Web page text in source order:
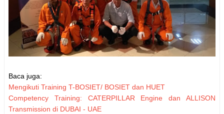
Baca juga:
Mengikuti Training T-BOSIET/ BOSIET dan HUET
Competency Training: CATERPILLAR Engine dan ALLISON
Transmission di DUBAI - UAE